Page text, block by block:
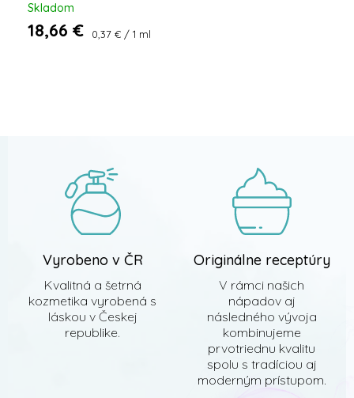
Skladom
18,66 €
Jednotková
0,37 € / 1 ml
Vyrobeno v ČR
Kvalitná a šetrná
kozmetika vyrobená s
láskou v Českej
republike.
Originálne receptúry
V rámci našich
nápadov aj
následného vývoja
kombinujeme
prvotriednu kvalitu
spolu s tradíciou aj
moderným prístupom.